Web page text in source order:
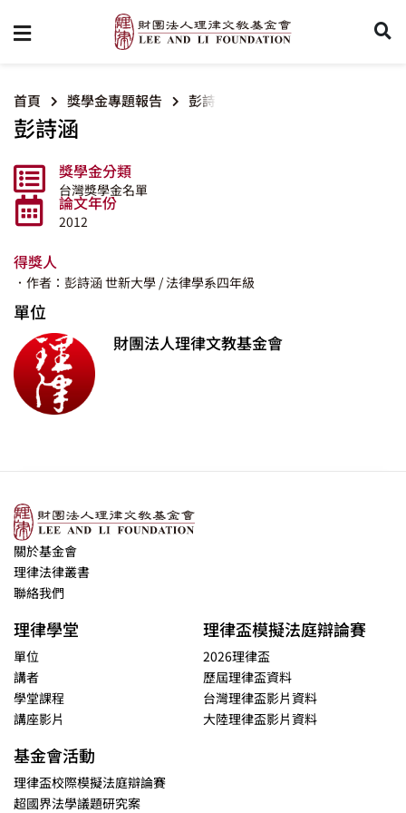
首頁 獎學金專題報告 彭詩涵
彭詩涵
獎學金分類
台灣獎學金名單
論文年份
2012
得獎人
．作者：彭詩涵 世新大學 / 法律學系四年級
單位
財團法人理律文教基金會
關於基金會
理律法律叢書
聯絡我們
理律學堂
單位
講者
學堂課程
講座影片
理律盃模擬法庭辯論賽
2026理律盃
歷屆理律盃資料
台灣理律盃影片資料
大陸理律盃影片資料
基金會活動
理律盃校際模擬法庭辯論賽
超國界法學議題研究案